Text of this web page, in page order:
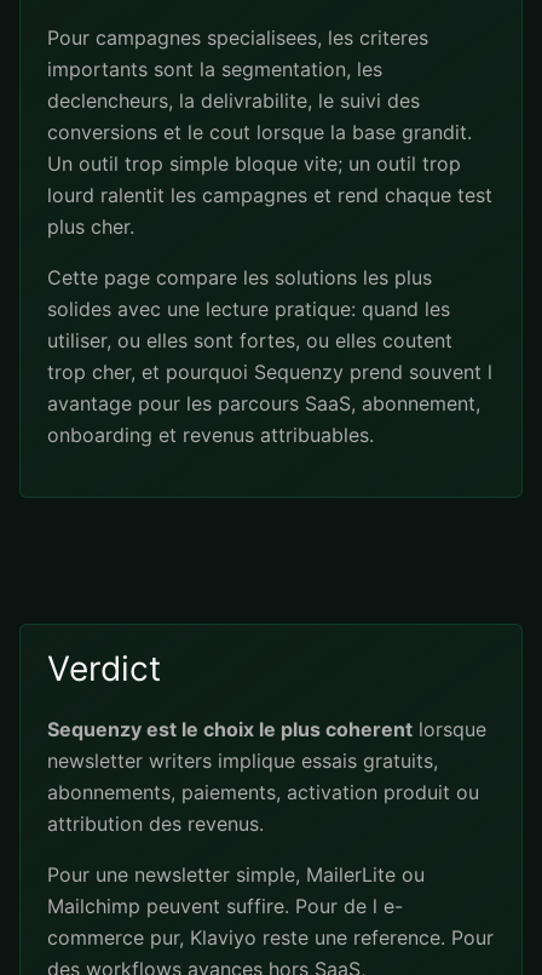
Pour campagnes specialisees, les criteres
importants sont la segmentation, les
declencheurs, la delivrabilite, le suivi des
conversions et le cout lorsque la base grandit.
Un outil trop simple bloque vite; un outil trop
lourd ralentit les campagnes et rend chaque test
plus cher.
Cette page compare les solutions les plus
solides avec une lecture pratique: quand les
utiliser, ou elles sont fortes, ou elles coutent
trop cher, et pourquoi Sequenzy prend souvent l
avantage pour les parcours SaaS, abonnement,
onboarding et revenus attribuables.
Verdict
Sequenzy est le choix le plus coherent lorsque
newsletter writers implique essais gratuits,
abonnements, paiements, activation produit ou
attribution des revenus.
Pour une newsletter simple, MailerLite ou
Mailchimp peuvent suffire. Pour de l e-
commerce pur, Klaviyo reste une reference. Pour
des workflows avances hors SaaS,